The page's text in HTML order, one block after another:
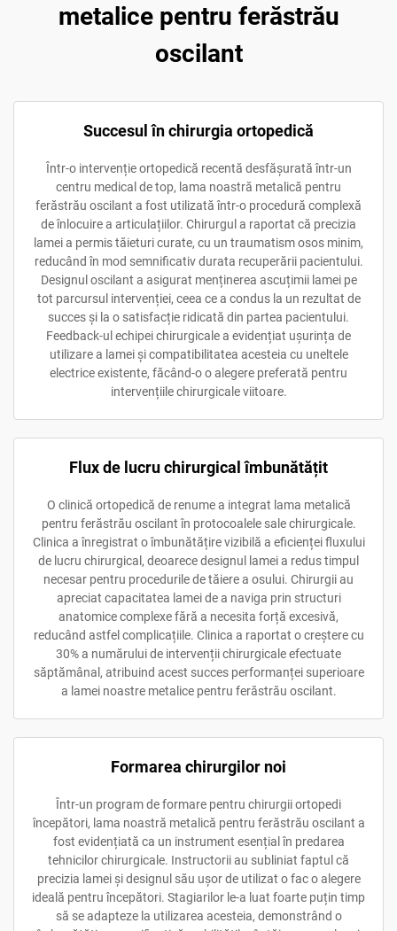
metalice pentru ferăstrău
oscilant
Succesul în chirurgia ortopedică
Într-o intervenție ortopedică recentă desfășurată într-un
centru medical de top, lama noastră metalică pentru
ferăstrău oscilant a fost utilizată într-o procedură complexă
de înlocuire a articulațiilor. Chirurgul a raportat că precizia
lamei a permis tăieturi curate, cu un traumatism osos minim,
reducând în mod semnificativ durata recuperării pacientului.
Designul oscilant a asigurat menținerea ascuțimii lamei pe
tot parcursul intervenției, ceea ce a condus la un rezultat de
succes și la o satisfacție ridicată din partea pacientului.
Feedback-ul echipei chirurgicale a evidențiat ușurința de
utilizare a lamei și compatibilitatea acesteia cu uneltele
electrice existente, făcând-o o alegere preferată pentru
intervențiile chirurgicale viitoare.
Flux de lucru chirurgical îmbunătățit
O clinică ortopedică de renume a integrat lama metalică
pentru ferăstrău oscilant în protocoalele sale chirurgicale.
Clinica a înregistrat o îmbunătățire vizibilă a eficienței fluxului
de lucru chirurgical, deoarece designul lamei a redus timpul
necesar pentru procedurile de tăiere a osului. Chirurgii au
apreciat capacitatea lamei de a naviga prin structuri
anatomice complexe fără a necesita forță excesivă,
reducând astfel complicațiile. Clinica a raportat o creștere cu
30% a numărului de intervenții chirurgicale efectuate
săptămânal, atribuind acest succes performanței superioare
a lamei noastre metalice pentru ferăstrău oscilant.
Formarea chirurgilor noi
Într-un program de formare pentru chirurgii ortopedi
începători, lama noastră metalică pentru ferăstrău oscilant a
fost evidențiată ca un instrument esențial în predarea
tehnicilor chirurgicale. Instructorii au subliniat faptul că
precizia lamei și designul său ușor de utilizat o fac o alegere
ideală pentru începători. Stagiarilor le-a luat foarte puțin timp
să se adapteze la utilizarea acesteia, demonstrând o